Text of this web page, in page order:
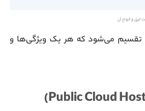
و انواع آن
تقسیم می‌شود که هر یک ویژگی‌ها و